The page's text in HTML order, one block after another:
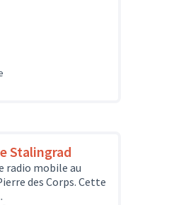
Stalingrad
radio mobile au
des Corps. Cette